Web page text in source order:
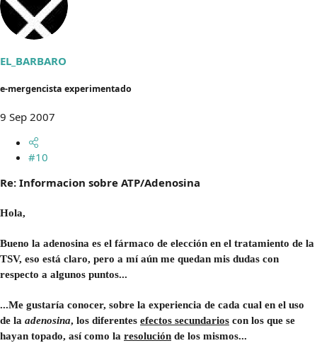
EL_BARBARO
e-mergencista experimentado
9 Sep 2007
#10
Re: Informacion sobre ATP/Adenosina
Hola,
Bueno la adenosina es el fármaco de elección en el tratamiento de la
TSV, eso está claro, pero a mí aún me quedan mis dudas con
respecto a algunos puntos...
...Me gustaría conocer, sobre la experiencia de cada cual en el uso
de la adenosina, los diferentes efectos secundarios con los que se
hayan topado, así como la resolución de los mismos...